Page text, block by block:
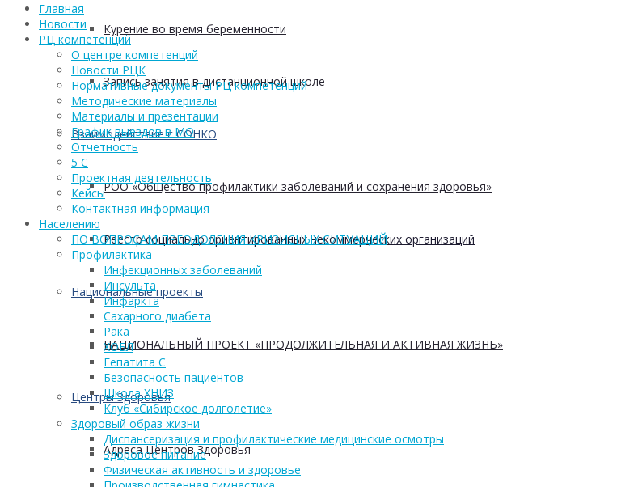
Курение во время беременности
Запись занятия в дистанционной школе
Взаимодействие с СОНКО
РОО «Общество профилактики заболеваний и сохранения здоровья»
Реестр социально ориентированных некоммерческих организаций
Национальные проекты
НАЦИОНАЛЬНЫЙ ПРОЕКТ «ПРОДОЛЖИТЕЛЬНАЯ И АКТИВНАЯ ЖИЗНЬ»
Центры Здоровья
Адреса Центров Здоровья
Главная
Новости
РЦ компетенций
О центре компетенций
Новости РЦК
Нормативные документы РЦ компетенций
Методические материалы
Материалы и презентации
График выездов в МО
Отчетность
5 С
Проектная деятельность
Кейсы
Контактная информация
Населению
ПО ВОПРОСАМ ПРЕОДОЛЕНИЯ КРИЗИСНЫХ СИТУАЦИЙ
Профилактика
Инфекционных заболеваний
Инсульта
Инфаркта
Сахарного диабета
Рака
ХОБЛ
Гепатита С
Безопасность пациентов
Школа ХНИЗ
Клуб «Сибирское долголетие»
Здоровый образ жизни
Диспансеризация и профилактические медицинские осмотры
Здоровое питание
Физическая активность и здоровье